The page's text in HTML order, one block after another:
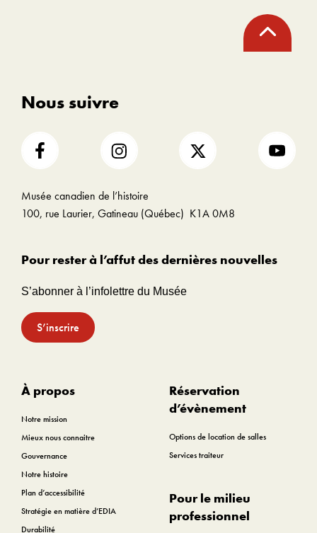
Red Deer (Alb.) (lien disponible en
11 juillet 2015
Retour
en
Nous suivre
Musée canadien de l’histoire
100, rue Laurier, Gatineau (Québec) K1A 0M8
Pour rester à l’affut des dernières nouvelles
S’abonner à l’infolettre du Musée
S’inscrire
À propos
Notre mission
Mieux nous connaitre
Gouvernance
Notre histoire
Plan d’accessibilité
Stratégie en matière d’EDIA
Durabilité
Réservation
d’évènement
Options de location de salles
Services traiteur
Pour le milieu
professionnel